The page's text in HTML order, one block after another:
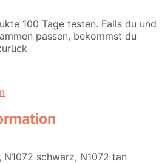
100 Tage testen. Falls du und
passen, bekommst du
N1072 schwarz, N1072 tan